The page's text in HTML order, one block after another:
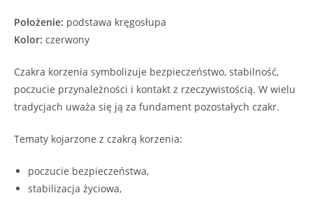
Położenie: podstawa kręgosłupa
Kolor: czerwony
Czakra korzenia symbolizuje bezpieczeństwo, stabilność,
poczucie przynależności i kontakt z rzeczywistością. W wielu
tradycjach uważa się ją za fundament pozostałych czakr.
Tematy kojarzone z czakrą korzenia:
poczucie bezpieczeństwa,
stabilizacja życiowa,